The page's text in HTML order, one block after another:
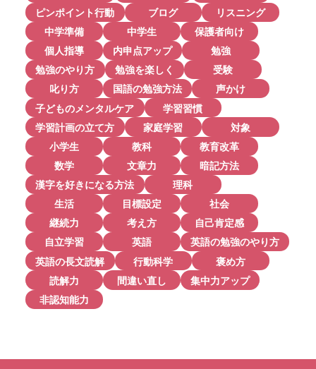
ピンポイント行動
ブログ
リスニング
中学準備
中学生
保護者向け
個人指導
内申点アップ
勉強
勉強のやり方
勉強を楽しく
受験
叱り方
国語の勉強方法
声かけ
子どものメンタルケア
学習習慣
学習計画の立て方
家庭学習
対象
小学生
教科
教育改革
数学
文章力
暗記方法
漢字を好きになる方法
理科
生活
目標設定
社会
継続力
考え方
自己肯定感
自立学習
英語
英語の勉強のやり方
英語の長文読解
行動科学
褒め方
読解力
間違い直し
集中力アップ
非認知能力